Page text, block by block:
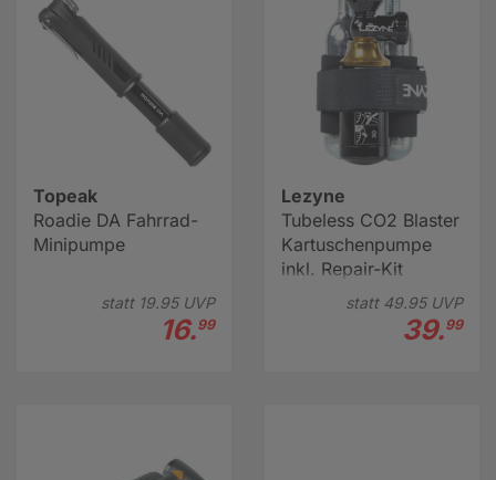
Topeak
Roadie DA Fahrrad-
Minipumpe
statt 19.95UVP
16.99
Lezyne
Tubeless CO2 Blaster
Kartuschenpumpe
inkl. Repair-Kit
statt 49.95UVP
39.99